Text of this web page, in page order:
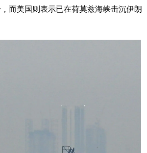
而美国则表示已在荷莫兹海峡击沉伊朗